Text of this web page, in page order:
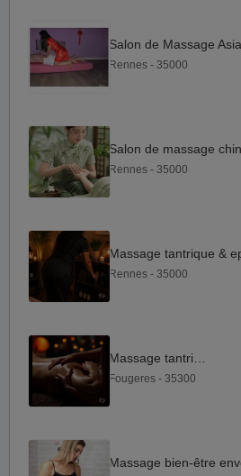
Rennes - 35000
Rennes - 35000
Rennes - 35000
Fougeres - 35300